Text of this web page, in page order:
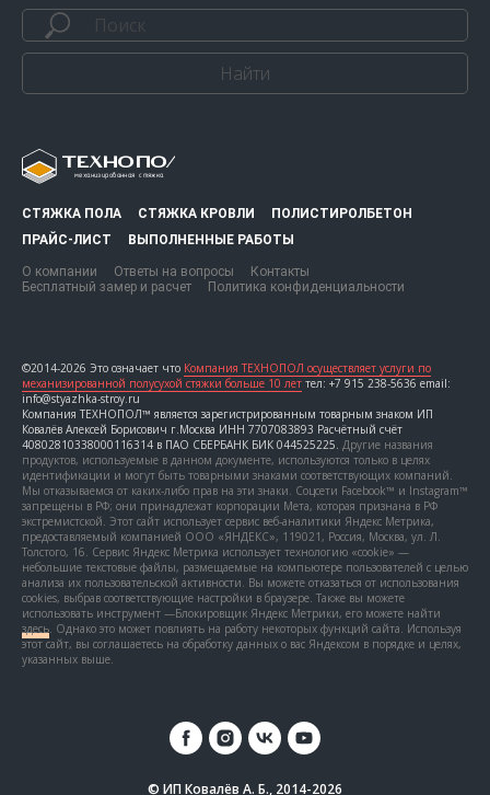
Найти
СТЯЖКА ПОЛА СТЯЖКА КРОВЛИ
ПОЛИСТИРОЛБЕТОН
ПРАЙС-ЛИСТ
ВЫПОЛНЕННЫЕ РАБОТЫ
О компании Ответы на вопросы
Контакты
Бесплатный замер и расчет
Политика конфиденциальности
©2014-2026 Это означает что Компания ТЕХНОПОЛ осуществляет услуги по
механизированной полусухой стяжки больше 10 лет тел: +7 915 238-5636 email:
info@styazhka-stroy.ru
Компания ТЕХНОПОЛ™ является зарегистрированным товарным знаком ИП
Ковалёв Алексей Борисович г.Москва ИНН 7707083893 Расчётный счёт
40802810338000116314 в ПАО СБЕРБАНК БИК 044525225. Другие названия
продуктов, используемые в данном документе, используются только в целях
идентификации и могут быть товарными знаками соответствующих компаний.
Мы отказываемся от каких-либо прав на эти знаки. Соцсети Facebook™ и Instagram™
запрещены в РФ; они принадлежат корпорации Мета, которая признана в РФ
экстремистской. Этот сайт использует сервис веб-аналитики Яндекс Метрика,
предоставляемый компанией ООО «ЯНДЕКС», 119021, Россия, Москва, ул. Л.
Толстого, 16. Сервис Яндекс Метрика использует технологию «cookie» —
небольшие текстовые файлы, размещаемые на компьютере пользователей с целью
анализа их пользовательской активности. Вы можете отказаться от использования
cookies, выбрав соответствующие настройки в браузере. Также вы можете
использовать инструмент —Блокировщик Яндекс Метрики, его можете найти
здесь. Однако это может повлиять на работу некоторых функций сайта. Используя
этот сайт, вы соглашаетесь на обработку данных о вас Яндексом в порядке и целях,
указанных выше.
© ИП Ковалёв А. Б., 2014-2026